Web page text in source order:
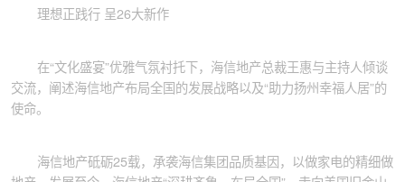
理想正践行 呈26大新作
在“文化盛宴”优雅气氛衬托下，海信地产总裁王惠与主持人倾谈
交流，阐述海信地产布局全国的发展战略以及“助力扬州幸福人居”的
使命。
海信地产砥砺25载，承袭海信集团品质基因，以做家电的精细做